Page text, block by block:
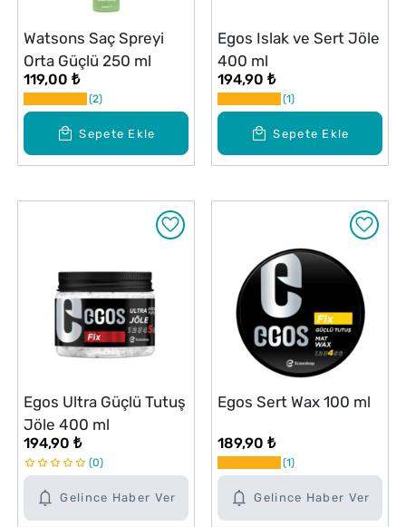
Sepete Ekle
Watsons Saç Spreyi
Orta Güçlü 250 ml
119,00 ₺
2
Sepete Ekle
Egos Islak ve Sert Jöle
400 ml
194,90 ₺
1
Gelince Haber Ver
Egos Ultra Güçlü Tutuş
Jöle 400 ml
194,90 ₺
0
Gelince Haber Ver
Egos Sert Wax 100 ml
189,90 ₺
1